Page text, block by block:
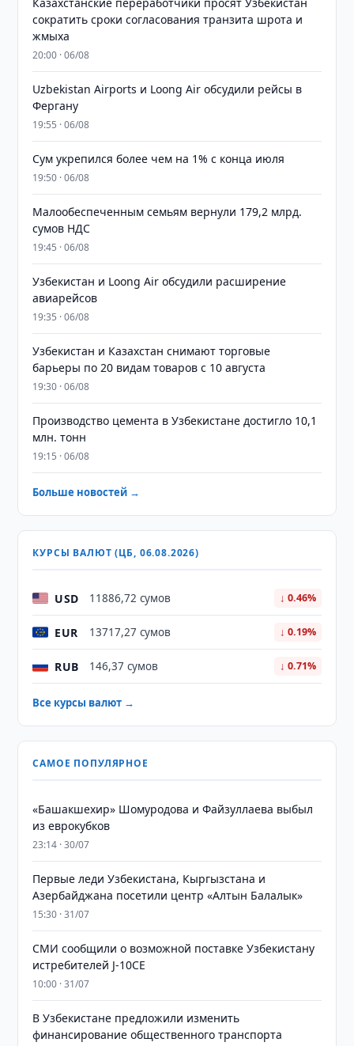
сократить сроки согласования транзита шрота и
жмыха
20:00 · 06/08
Uzbekistan Airports и Loong Air обсудили рейсы в
Фергану
19:55 · 06/08
Сум укрепился более чем на 1% с конца июля
19:50 · 06/08
Малообеспеченным семьям вернули 179,2 млрд.
сумов НДС
19:45 · 06/08
Узбекистан и Loong Air обсудили расширение
авиарейсов
19:35 · 06/08
Узбекистан и Казахстан снимают торговые
барьеры по 20 видам товаров с 10 августа
19:30 · 06/08
Производство цемента в Узбекистане достигло 10,1
млн. тонн
19:15 · 06/08
Больше новостей →
КУРСЫ ВАЛЮТ (ЦБ, 06.08.2026)
USD 11886,72 сумов ↓ 0.46%
EUR 13717,27 сумов ↓ 0.19%
RUB 146,37 сумов ↓ 0.71%
Все курсы валют →
САМОЕ ПОПУЛЯРНОЕ
«Башакшехир» Шомуродова и Файзуллаева выбыл
из еврокубков
23:14 · 30/07
Первые леди Узбекистана, Кыргызстана и
Азербайджана посетили центр «Алтын Балалык»
15:30 · 31/07
СМИ сообщили о возможной поставке Узбекистану
истребителей J-10CE
10:00 · 31/07
В Узбекистане предложили изменить
финансирование общественного транспорта